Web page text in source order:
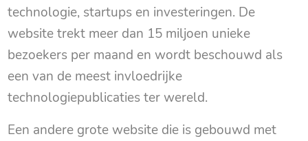
technologie, startups en investeringen. De
website trekt meer dan 15 miljoen unieke
bezoekers per maand en wordt beschouwd als
een van de meest invloedrijke
technologiepublicaties ter wereld.
Een andere grote website die is gebouwd met